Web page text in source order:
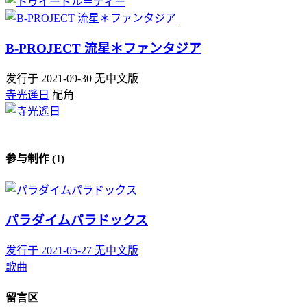
B-PROJECT 流星＊ファンタジア
发行于 2021-09-30 无中文版
寺光遙日 配角
参与制作 (1)
パラダイムパラドックス
发行于 2021-05-27 无中文版
歌曲
留言区